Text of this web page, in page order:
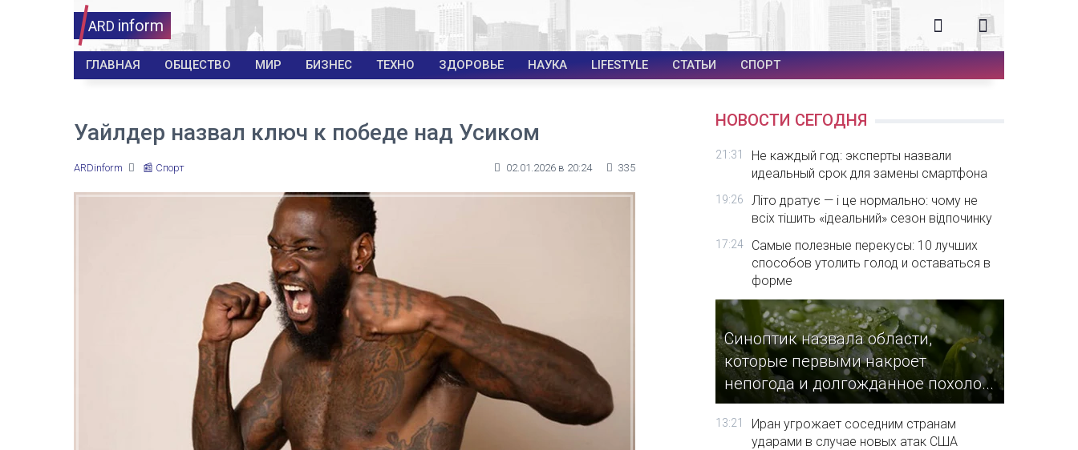
ARD inform
ГЛАВНАЯ ОБЩЕСТВО МИР БИЗНЕС ТЕХНО ЗДОРОВЬЕ НАУКА LIFESTYLE СТАТЬИ СПОРТ
Уайлдер назвал ключ к победе над Усиком
ARDinform 📰 Спорт 02.01.2026 в 20:24 335
НОВОСТИ СЕГОДНЯ
21:31
Не каждый год: эксперты назвали
идеальный срок для замены смартфона
19:26
Літо дратує — і це нормально: чому не
всіх тішить «ідеальний» сезон відпочинку
17:24
Самые полезные перекусы: 10 лучших
способов утолить голод и оставаться в
форме
Синоптик назвала области,
которые первыми накроет
непогода и долгожданное похоло...
13:21
Иран угрожает соседним странам
ударами в случае новых атак США